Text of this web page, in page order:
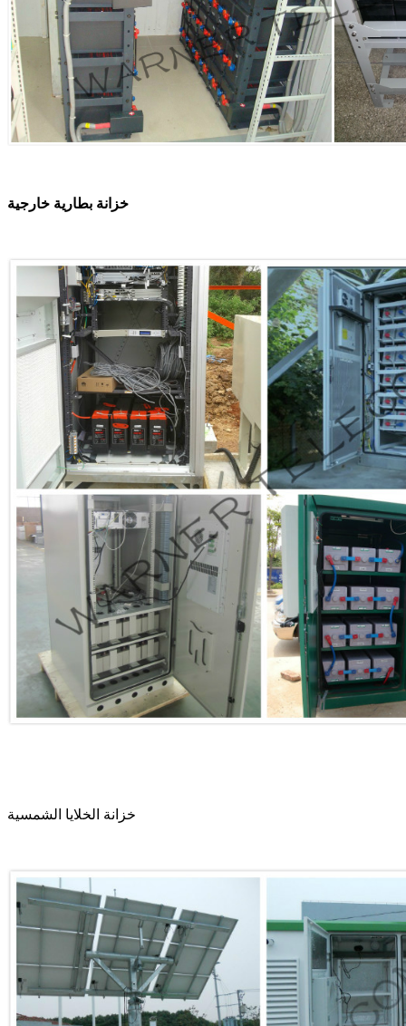
خزانة بطارية خارجية
خزانة الخلايا الشمسية